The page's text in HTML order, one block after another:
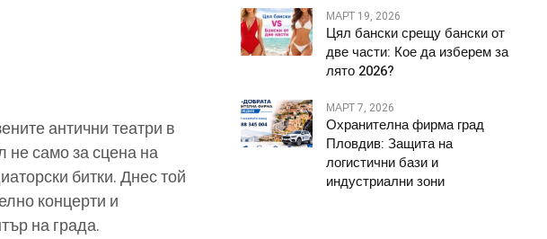
антични театри в
не само за сцена на
битки. Днес той
концерти и
на града.
МАРТ 19, 2026
Цял бански срещу бански от
две части: Кое да изберем за
лято 2026?
МАРТ 7, 2026
Охранителна фирма град
Пловдив: Защита на
логистични бази и
индустриални зони